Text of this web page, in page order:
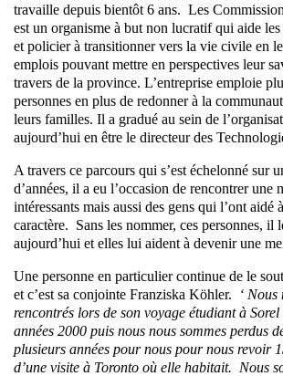
travaille depuis bientôt 6 ans. Les
est un organisme à but non lucratif qui aide
et policier à transitionner vers la vie civile en
emplois pouvant mettre en perspectives leur
travers de la province. L’entreprise emploie
personnes en plus de redonner à la
leurs familles. Il a gradué au sein de
aujourd’hui en être le directeur des
A travers ce parcours qui s’est échelonné sur
d’années, il a eu l’occasion de rencontrer une
intéressants mais aussi des gens qui l’ont aidé
caractère. Sans les nommer, ces personnes, il
aujourd’hui et elles lui aident à devenir une
Une personne en particulier continue de le
et c’est sa conjointe Franziska Köhler.
‘ Nous
rencontrés lors de son voyage étudiant à Sorel
années 2000 puis nous nous sommes perdus
plusieurs années pour nous pour nous revoir
d’une visite à Toronto où elle habitait. Nous